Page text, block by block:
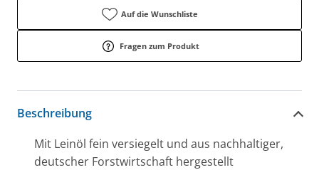
Auf die Wunschliste
Fragen zum Produkt
Beschreibung
Mit Leinöl fein versiegelt und aus nachhaltiger,
deutscher Forstwirtschaft hergestellt